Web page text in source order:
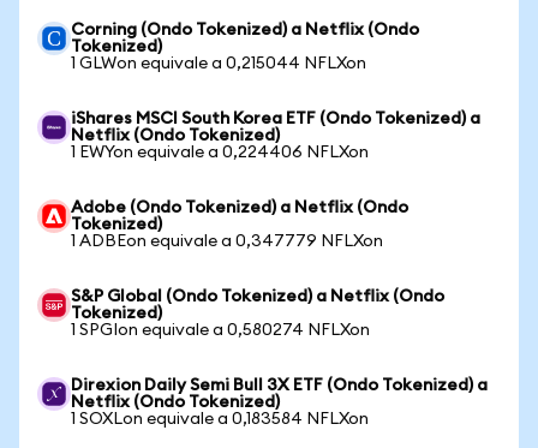
Corning (Ondo Tokenized) a Netflix (Ondo
Tokenized)
1 GLWon equivale a 0,215044 NFLXon
iShares MSCI South Korea ETF (Ondo Tokenized) a
Netflix (Ondo Tokenized)
1 EWYon equivale a 0,224406 NFLXon
Adobe (Ondo Tokenized) a Netflix (Ondo
Tokenized)
1 ADBEon equivale a 0,347779 NFLXon
S&P Global (Ondo Tokenized) a Netflix (Ondo
Tokenized)
1 SPGIon equivale a 0,580274 NFLXon
Direxion Daily Semi Bull 3X ETF (Ondo Tokenized) a
Netflix (Ondo Tokenized)
1 SOXLon equivale a 0,183584 NFLXon